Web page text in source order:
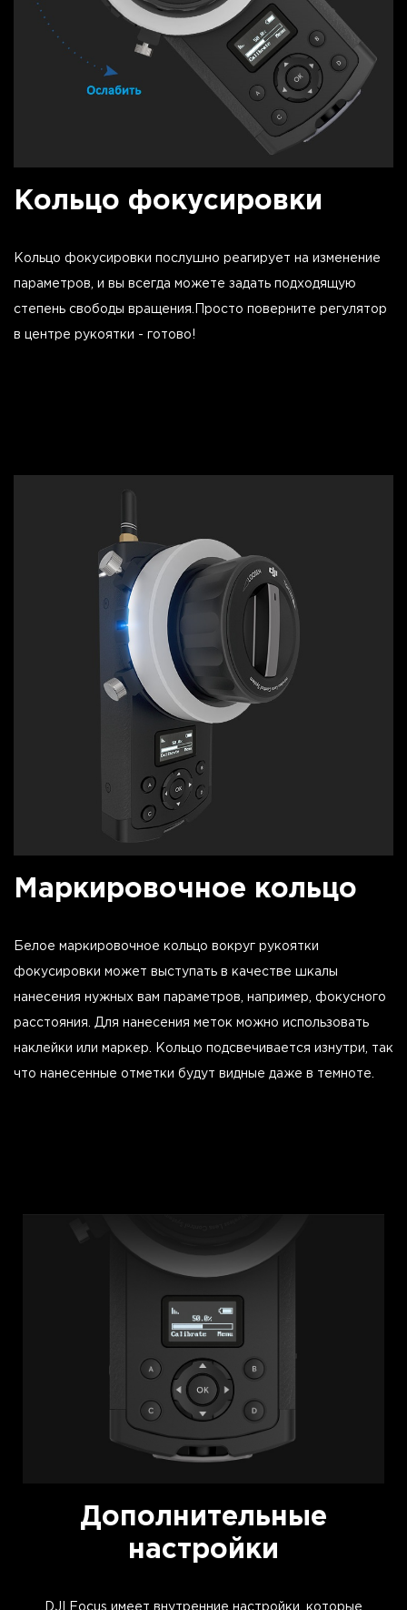
Кольцо фокусировки
Кольцо фокусировки послушно реагирует на изменение
параметров, и вы всегда можете задать подходящую
степень свободы вращения.Просто поверните регулятор
в центре рукоятки - готово!
Маркировочное кольцо
Белое маркировочное кольцо вокруг рукоятки
фокусировки может выступать в качестве шкалы
нанесения нужных вам параметров, например, фокусного
расстояния. Для нанесения меток можно использовать
наклейки или маркер. Кольцо подсвечивается изнутри, так
что нанесенные отметки будут видные даже в темноте.
Дополнительные
настройки
DJI Focus имеет внутренние настройки, которые